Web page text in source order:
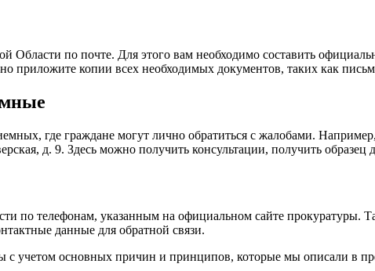
Области по почте. Для этого вам необходимо составить
приложите копии всех необходимых документов, таких как
где граждане могут лично обратиться с жалобами.
д. 9. Здесь можно получить консультации, получить
по телефонам, указанным на официальном сайте прокуратуры.
данные для обратной связи.
с учетом основных причин и принципов, которые мы описали в